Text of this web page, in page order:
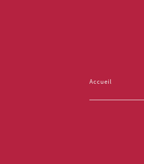
Accueil